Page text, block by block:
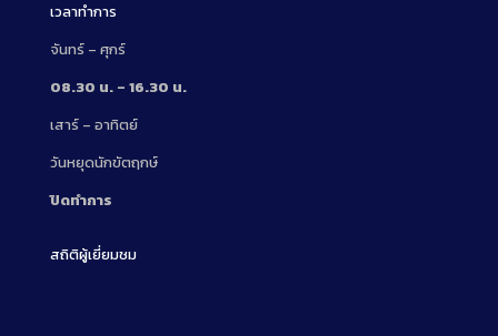
เวลาทำการ
จันทร์ – ศุกร์
08.30 น. – 16.30 น.
เสาร์ – อาทิตย์
วันหยุดนักขัตฤกษ์
ปิดทำการ
สถิติผู้เยี่ยมชม